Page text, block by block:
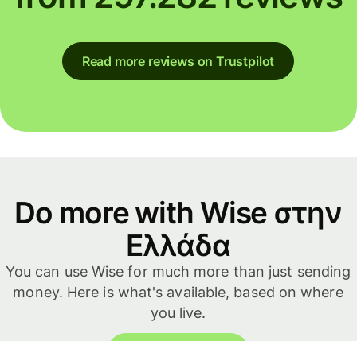
Read more reviews on Trustpilot
Do more with Wise στην
Ελλάδα
You can use Wise for much more than just sending
money. Here is what's available, based on where
you live.